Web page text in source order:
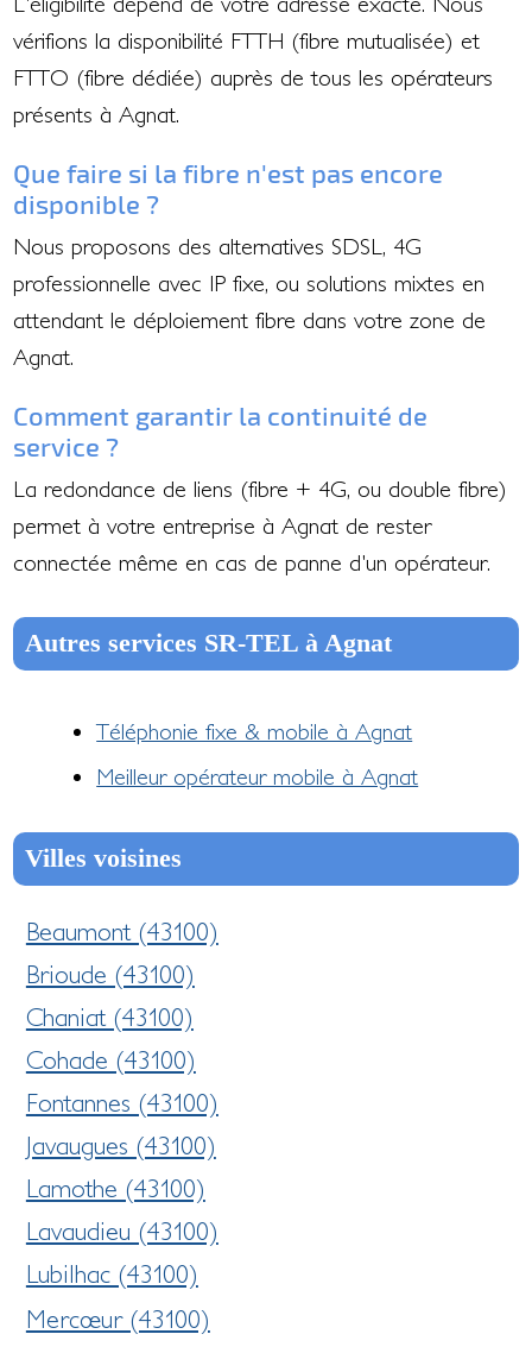
vérifions la disponibilité FTTH (fibre mutualisée) et
FTTO (fibre dédiée) auprès de tous les opérateurs
présents à Agnat.
Que faire si la fibre n'est pas encore
disponible ?
Nous proposons des alternatives SDSL, 4G
professionnelle avec IP fixe, ou solutions mixtes en
attendant le déploiement fibre dans votre zone de
Agnat.
Comment garantir la continuité de
service ?
La redondance de liens (fibre + 4G, ou double fibre)
permet à votre entreprise à Agnat de rester
connectée même en cas de panne d'un opérateur.
Autres services SR-TEL à Agnat
Téléphonie fixe & mobile à Agnat
Meilleur opérateur mobile à Agnat
Villes voisines
Beaumont (43100)
Brioude (43100)
Chaniat (43100)
Cohade (43100)
Fontannes (43100)
Javaugues (43100)
Lamothe (43100)
Lavaudieu (43100)
Lubilhac (43100)
Mercœur (43100)